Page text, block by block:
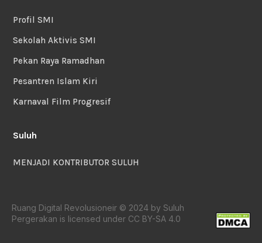
Profil SMI
Sekolah Aktivis SMI
Pekan Raya Ramadhan
Pesantren Islam Kiri
Karnaval Film Progresif
Suluh
MENJADI KONTRIBUTOR SULUH
Ruang Digital Revolusioneir © 2024 by Suluh
Pergerakan is licensed under CC BY-SA 4.0